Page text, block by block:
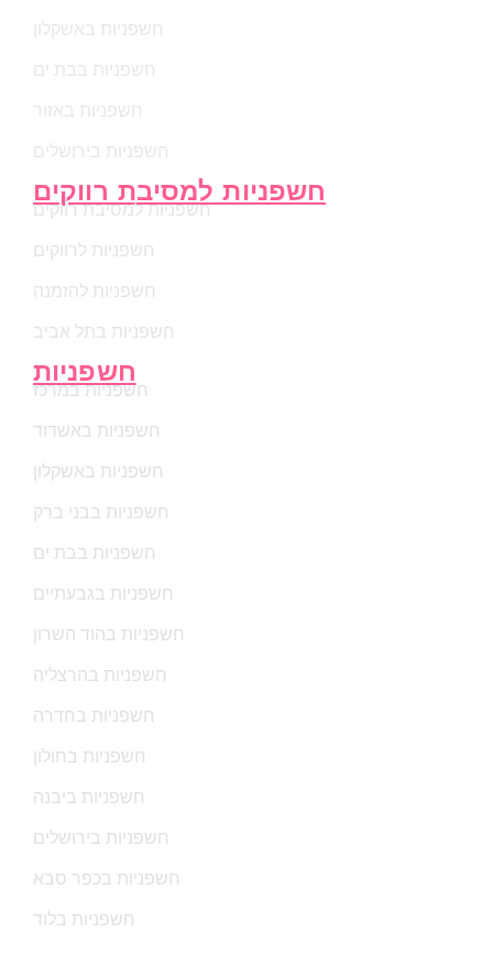
חשפניות באשקלון
חשפניות בבת ים
חשפניות באזור
חשפניות בירושלים
חשפניות למסיבת רווקים
חשפניות למסיבת רווקים
חשפניות לרווקים
חשפניות להזמנה
חשפניות בתל אביב
חשפניות
חשפניות במרכז
חשפניות באשדוד
חשפניות באשקלון
חשפניות בבני ברק
חשפניות בבת ים
חשפניות בגבעתיים
חשפניות בהוד השרון
חשפניות בהרצליה
חשפניות בחדרה
חשפניות בחולון
חשפניות ביבנה
חשפניות בירושלים
חשפניות בכפר סבא
חשפניות בלוד